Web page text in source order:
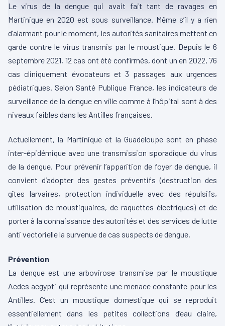
Le virus de la dengue qui avait fait tant de ravages en
Martinique en 2020 est sous surveillance. Même s’il y a rien
d’alarmant pour le moment, les autorités sanitaires mettent en
garde contre le virus transmis par le moustique. Depuis le 6
septembre 2021, 12 cas ont été confirmés, dont un en 2022, 76
cas cliniquement évocateurs et 3 passages aux urgences
pédiatriques. Selon Santé Publique France, les indicateurs de
surveillance de la dengue en ville comme à l’hôpital sont à des
niveaux faibles dans les Antilles françaises.
Actuellement, la Martinique et la Guadeloupe sont en phase
inter-épidémique avec une transmission sporadique du virus
de la dengue. Pour prévenir l’apparition de foyer de dengue, il
convient d’adopter des gestes préventifs (destruction des
gîtes larvaires, protection individuelle avec des répulsifs,
utilisation de moustiquaires, de raquettes électriques) et de
porter à la connaissance des autorités et des services de lutte
anti vectorielle la survenue de cas suspects de dengue.
Prévention
La dengue est une arbovirose transmise par le moustique
Aedes aegypti qui représente une menace constante pour les
Antilles. C’est un moustique domestique qui se reproduit
essentiellement dans les petites collections d’eau claire,